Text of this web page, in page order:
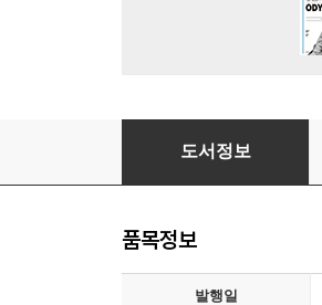
AI에게 묻고 성령님께 듣다
도서정보
품목정보
발행일